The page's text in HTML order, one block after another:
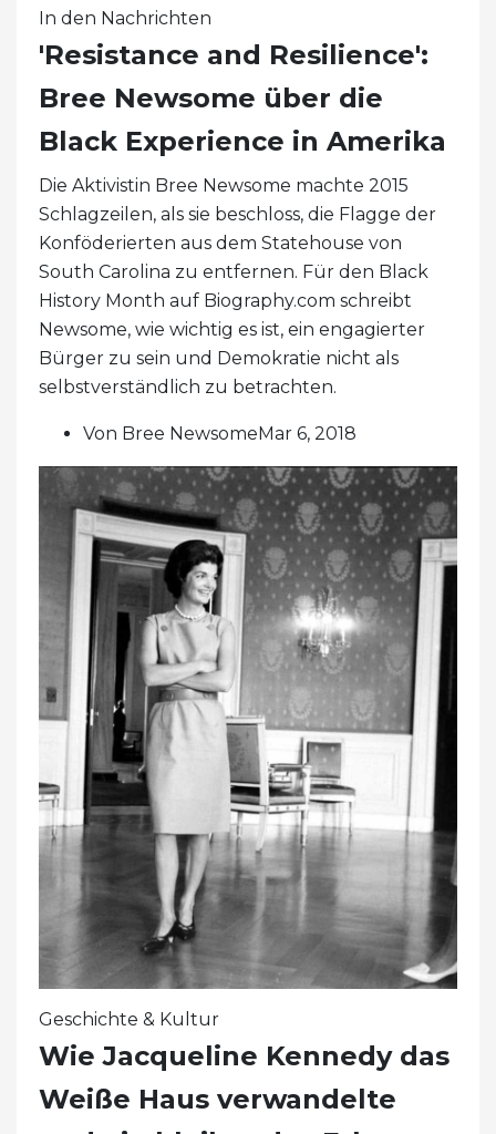
In den Nachrichten
'Resistance and Resilience':
Bree Newsome über die
Black Experience in Amerika
Die Aktivistin Bree Newsome machte 2015
Schlagzeilen, als sie beschloss, die Flagge der
Konföderierten aus dem Statehouse von
South Carolina zu entfernen. Für den Black
History Month auf Biography.com schreibt
Newsome, wie wichtig es ist, ein engagierter
Bürger zu sein und Demokratie nicht als
selbstverständlich zu betrachten.
Von Bree NewsomeMar 6, 2018
Geschichte & Kultur
Wie Jacqueline Kennedy das
Weiße Haus verwandelte